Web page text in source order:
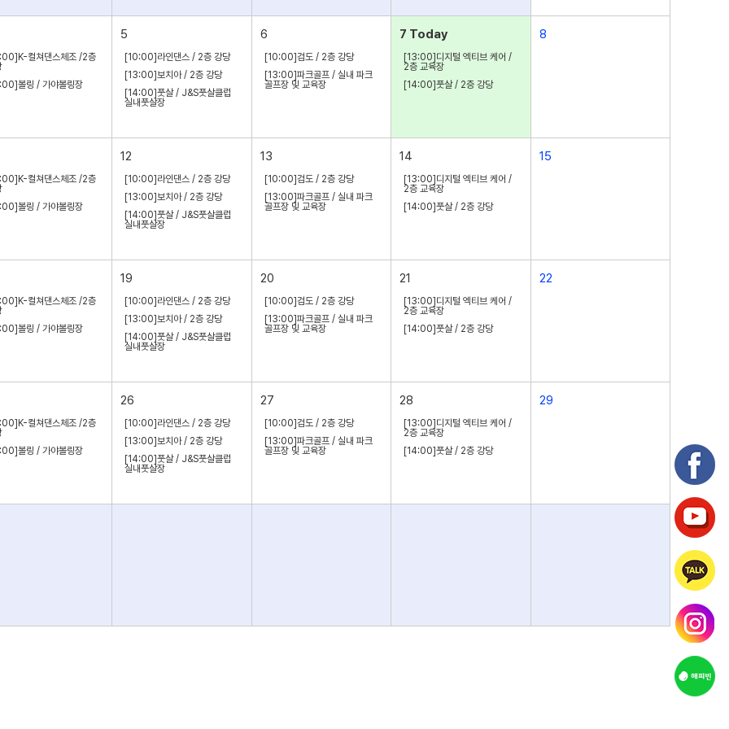
컬쳐댄스체조 /2층
볼링 / 가야볼링장
5
[10:00]라인댄스 / 2층 강당
[13:00]보치아 / 2층 강당
[14:00]풋살 / J&S풋살클럽
실내풋살장
6
[10:00]검도 / 2층 강당
[13:00]파크골프 / 실내 파크
골프장 및 교육장
7 Today
[13:00]디지털 엑티브 케어 /
2층 교육장
[14:00]풋살 / 2층 강당
8
컬쳐댄스체조 /2층
볼링 / 가야볼링장
12
[10:00]라인댄스 / 2층 강당
[13:00]보치아 / 2층 강당
[14:00]풋살 / J&S풋살클럽
실내풋살장
13
[10:00]검도 / 2층 강당
[13:00]파크골프 / 실내 파크
골프장 및 교육장
14
[13:00]디지털 엑티브 케어 /
2층 교육장
[14:00]풋살 / 2층 강당
15
컬쳐댄스체조 /2층
볼링 / 가야볼링장
19
[10:00]라인댄스 / 2층 강당
[13:00]보치아 / 2층 강당
[14:00]풋살 / J&S풋살클럽
실내풋살장
20
[10:00]검도 / 2층 강당
[13:00]파크골프 / 실내 파크
골프장 및 교육장
21
[13:00]디지털 엑티브 케어 /
2층 교육장
[14:00]풋살 / 2층 강당
22
컬쳐댄스체조 /2층
볼링 / 가야볼링장
26
[10:00]라인댄스 / 2층 강당
[13:00]보치아 / 2층 강당
[14:00]풋살 / J&S풋살클럽
실내풋살장
27
[10:00]검도 / 2층 강당
[13:00]파크골프 / 실내 파크
골프장 및 교육장
28
[13:00]디지털 엑티브 케어 /
2층 교육장
[14:00]풋살 / 2층 강당
29